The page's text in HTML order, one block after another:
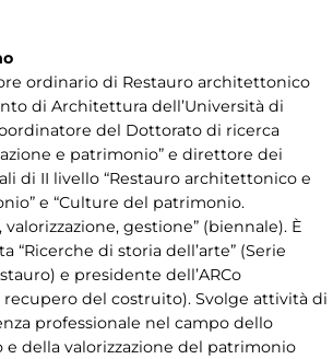
ordinario di Restauro architettonico
di Architettura dell’Università di
del Dottorato di ricerca
e patrimonio” e direttore dei
di II livello “Restauro architettonico e
e “Culture del patrimonio.
gestione” (biennale). È
“Ricerche di storia dell’arte” (Serie
e presidente dell’ARCo
recupero del costruito). Svolge attività di
professionale nel campo dello
e della valorizzazione del patrimonio